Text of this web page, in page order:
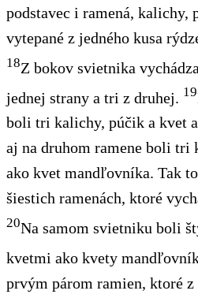
podstavec i ramená, kalichy,
vytepané z jedného kusa
18Z bokov svietnika
jednej strany a tri z druhej.
19
boli tri kalichy, púčik a kvet
aj na druhom ramene boli tri
ako kvet mandľovníka. Tak
šiestich ramenách, ktoré
20Na samom svietniku boli
kvetmi ako kvety
prvým párom ramien, ktoré z